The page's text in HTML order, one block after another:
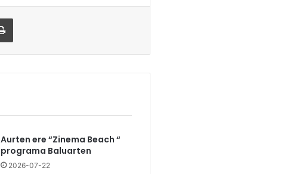
Aurten ere “Zinema Beach “
programa Baluarten
2026-07-22